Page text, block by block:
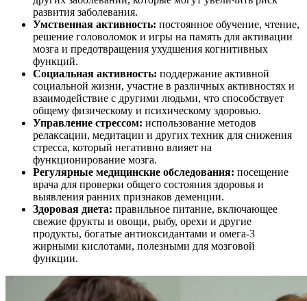
развития заболевания.
Умственная активность: постоянное обучение, чтение,
решение головоломок и игры на память для активации
мозга и предотвращения ухудшения когнитивных
функций.
Социальная активность: поддержание активной
социальной жизни, участие в различных активностях и
взаимодействие с другими людьми, что способствует
общему физическому и психическому здоровью.
Управление стрессом: использование методов
релаксации, медитации и других техник для снижения
стресса, который негативно влияет на
функционирование мозга.
Регулярные медицинские обследования: посещение
врача для проверки общего состояния здоровья и
выявления ранних признаков деменции.
Здоровая диета: правильное питание, включающее
свежие фрукты и овощи, рыбу, орехи и другие
продукты, богатые антиоксидантами и омега-3
жирными кислотами, полезными для мозговой
функции.